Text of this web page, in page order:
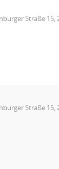
Straße 15,
Straße 15,